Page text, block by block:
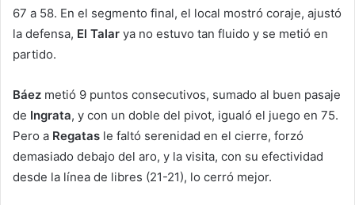
67 a 58. En el segmento final, el local mostró coraje, ajustó
la defensa, El Talar ya no estuvo tan fluido y se metió en
partido.
Báez metió 9 puntos consecutivos, sumado al buen pasaje
de Ingrata, y con un doble del pivot, igualó el juego en 75.
Pero a Regatas le faltó serenidad en el cierre, forzó
demasiado debajo del aro, y la visita, con su efectividad
desde la línea de libres (21-21), lo cerró mejor.